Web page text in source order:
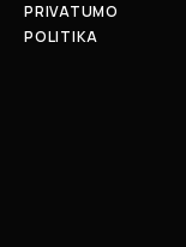
PRIVATUMO
POLITIKA